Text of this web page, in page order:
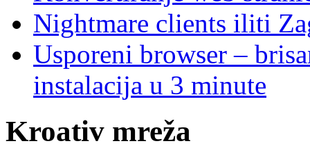
Nightmare clients iliti
Usporeni browser –
instalacija u 3 minute
Kroativ mreža